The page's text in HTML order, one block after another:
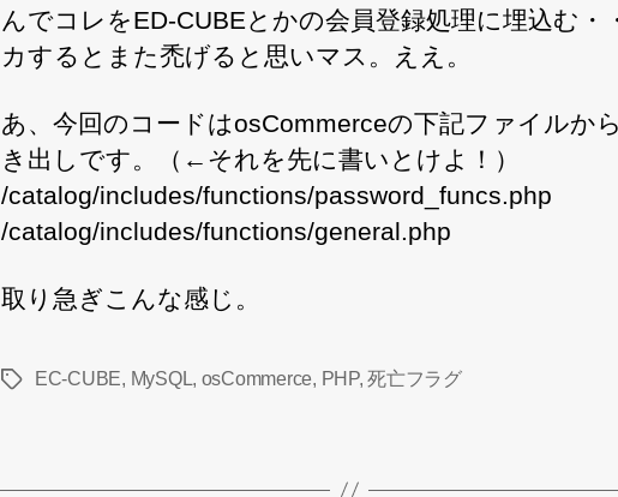
んでコレをED-CUBEとかの会員登録処理に埋込む・
カするとまた禿げると思いマス。ええ。
あ、今回のコードはosCommerceの下記ファイルか
き出しです。（←それを先に書いとけよ！）
/catalog/includes/functions/password_funcs.php
/catalog/includes/functions/general.php
取り急ぎこんな感じ。
タ
EC-CUBE, MySQL, osCommerce, PHP,死亡フラグ